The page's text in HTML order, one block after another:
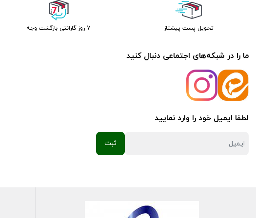
تحویل پست پیشتاز 7 روز گارانتی بازگشت وجه
ما را در شبکه‌های اجتماعی دنبال کنید
لطفا ایمیل خود را وارد نمایید